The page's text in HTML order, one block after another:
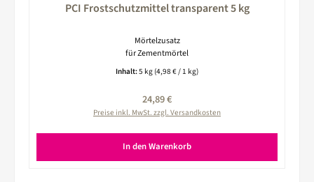
PCI Frostschutzmittel transparent 5 kg
Mörtelzusatz
für Zementmörtel
Inhalt:5 kg (4,98 € / 1 kg)
Regulärer Preis:
24,89 €
Preise inkl. MwSt. zzgl. Versandkosten
In den Warenkorb